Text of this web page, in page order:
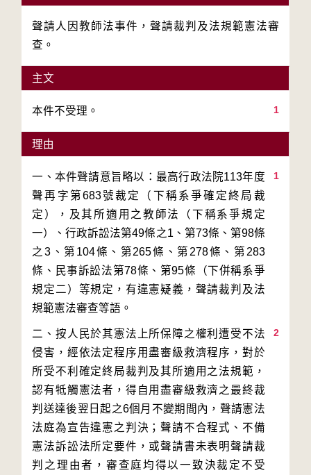
聲請人因教師法事件，聲請裁判及法規範憲法審
查。
主文
1
本件不受理。
理由
1
一、本件聲請意旨略以：最高行政法院113年度
聲再字第683號裁定（下稱系爭確定終局裁
定），及其所適用之教師法（下稱系爭規定
一）、行政訴訟法第49條之1、第73條、第98條
之3、第104條、第265條、第278條、第283
條、民事訴訟法第78條、第95條（下併稱系爭
規定二）等規定，有違憲疑義，聲請裁判及法
2
二、按人民於其憲法上所保障之權利遭受不法
侵害，經依法定程序用盡審級救濟程序，對於
所受不利確定終局裁判及其所適用之法規範，
認有牴觸憲法者，得自用盡審級救濟之最終裁
判送達後翌日起之6個月不變期間內，聲請憲法
法庭為宣告違憲之判決；聲請不合程式、不備
憲法訴訟法所定要件，或聲請書未表明聲請裁
判之理由者，審查庭均得以一致決裁定不受